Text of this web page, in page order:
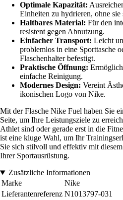
Optimale Kapazität:
Einheiten zu hydrieren, ohne
Haltbares Material: Für den
resistent gegen Abnutzung.
Einfacher Transport: Leicht
problemlos in eine Sporttasche
Flaschenhalter befestigt.
Praktische Öffnung:
einfache Reinigung.
Modernes Design: Vereint
ikonischen Logo von Nike.
Mit der Flasche Nike Fuel haben Sie
Seite, um Ihre Leistungsziele zu
Athlet sind oder gerade erst in die
ist eine kluge Wahl, um Ihr
Sie sich stilvoll und effektiv mit
Ihrer Sportausrüstung.
Zusätzliche Informationen
Marke
Nike
Lieferantenreferenz N1013797-031